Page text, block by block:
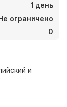
1 день
ограничено
0
и